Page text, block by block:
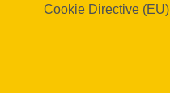
Cookie Directive (EU)